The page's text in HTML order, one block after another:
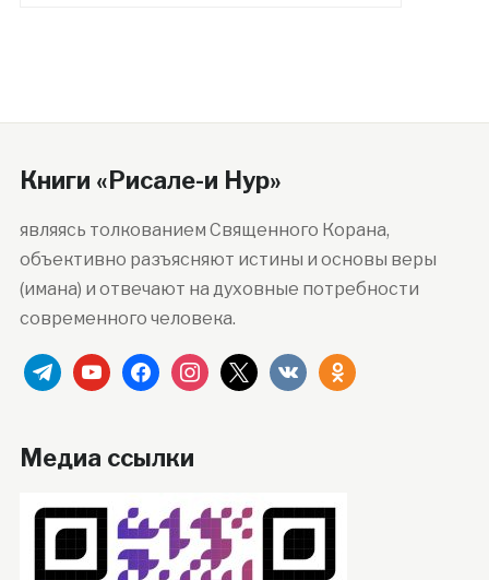
Книги «Рисале-и Нур»
являясь толкованием Священного Корана,
объективно разъясняют истины и основы веры
(имана) и отвечают на духовные потребности
современного человека.
telegramyoutubefacebookinstagram
x vkontakteodnoklassniki
Медиа ссылки